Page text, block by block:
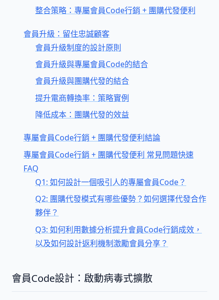
整合策略：專屬會員Code行銷 + 團購代發便利
會員升級：留住忠誠顧客
會員升級制度的設計原則
會員升級與專屬會員Code的結合
會員升級與團購代發的結合
提升電商轉換率：策略實例
降低成本：團購代發的效益
專屬會員Code行銷 + 團購代發便利結論
專屬會員Code行銷 + 團購代發便利 常見問題快速
FAQ
Q1: 如何設計一個吸引人的專屬會員Code？
Q2: 團購代發模式有哪些優勢？如何選擇代發合作
夥伴？
Q3: 如何利用數據分析提升會員Code行銷成效，
以及如何設計返利機制激勵會員分享？
會員Code設計：啟動病毒式擴散